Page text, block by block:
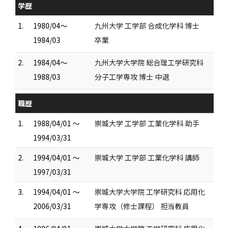
学歴
1.
1980/04～
1984/03
九州大学 工学部 合成化学科 博士
卒業
2.
1984/04～
1988/03
九州大学大学院 総合理工学研究科
分子工学専攻 博士 中退
職歴
1.
1988/04/01 ～
1994/03/31
崇城大学 工学部 工業化学科 助手
2.
1994/04/01 ～
1997/03/31
崇城大学 工学部 工業化学科 講師
3.
1994/04/01 ～
2006/03/31
崇城大学大学院 工学研究科 応用化
学専攻（修士課程） 担当教員